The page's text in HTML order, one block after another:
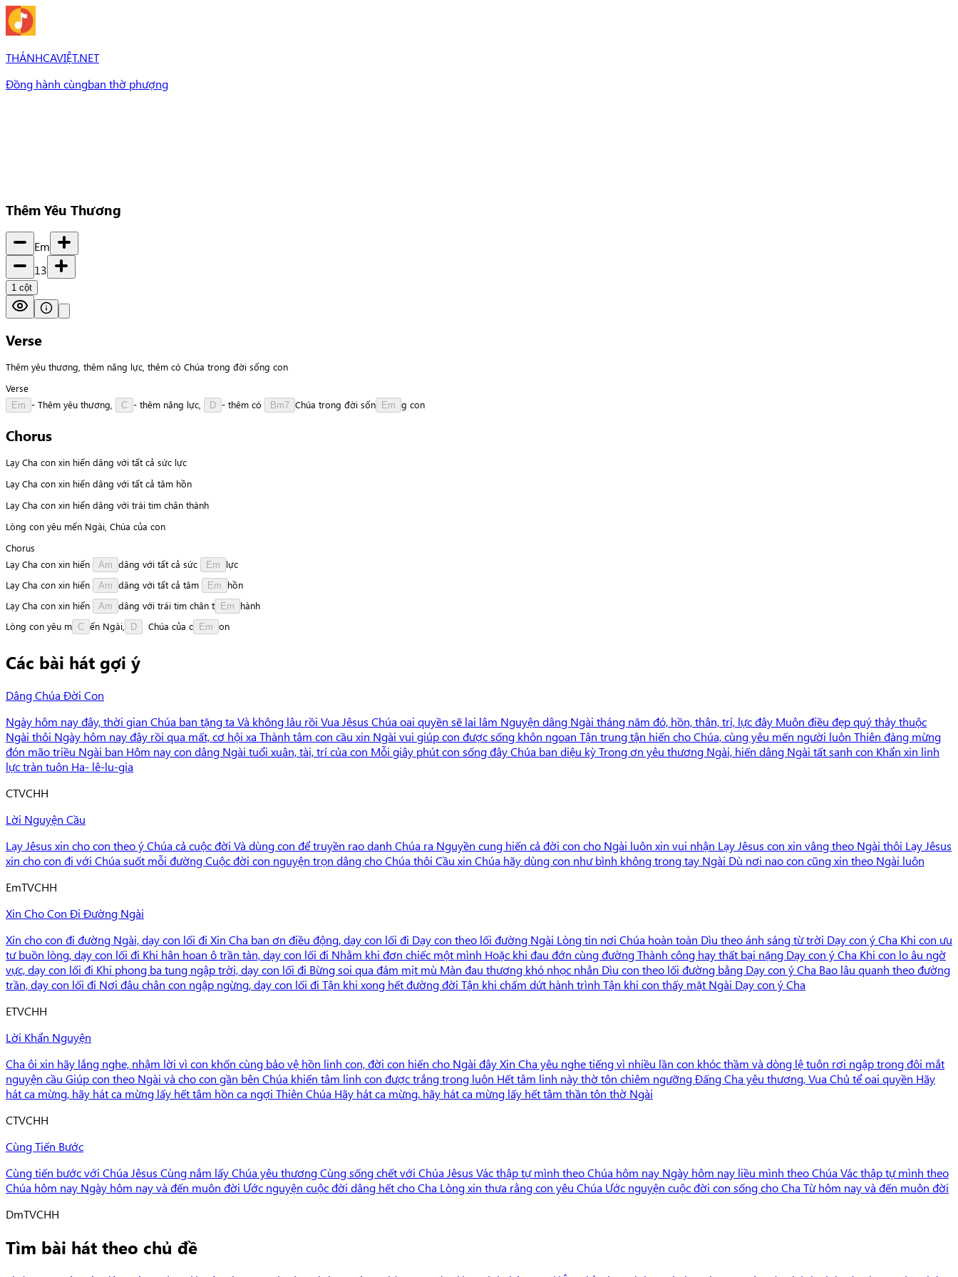
THÁNHCAVIỆT.NET
Đồng hành cùngban thờ phượng
Thêm Yêu Thương
Em
13
1 cột
Verse
Thêm yêu thương, thêm năng lực, thêm có Chúa trong đời sống con
Verse
Em - Thêm yêu thương, C - thêm năng lực, D - thêm có Bm7 Chúa trong đời sốn Em g con
Chorus
Lạy Cha con xin hiến dâng với tất cả sức lực
Lạy Cha con xin hiến dâng với tất cả tâm hồn
Lạy Cha con xin hiến dâng với trái tim chân thành
Lòng con yêu mến Ngài, Chúa của con
Chorus
Lạy Cha con xin hiến Am dâng với tất cả sức Em lực
Lạy Cha con xin hiến Am dâng với tất cả tâm Em hồn
Lạy Cha con xin hiến Am dâng với trái tim chân t Em hành
Lòng con yêu m C ến Ngài D Chúa của c Em on
Các bài hát gợi ý
Dâng Chúa Đời Con
Ngày hôm nay đây, thời gian Chúa ban tặng ta Và không lâu rồi Vua Jêsus Chúa oai quyền sẽ lai lâm Nguyện dâng Ngài tháng năm đó, hồn, thân, trí, lực đây Muôn điều đẹp quý thảy thuộc
Ngài thôi Ngày hôm nay đây rồi qua mất, cơ hội xa Thành tâm con cầu xin Ngài vui giúp con được sống khôn ngoan Tận trung tận hiến cho Chúa, cùng yêu mến người luôn Thiên đàng mừng
đón mão triều Ngài ban Hôm nay con dâng Ngài tuổi xuân, tài, trí của con Mỗi giây phút con sống đây Chúa ban diệu kỳ Trong ơn yêu thương Ngài, hiến dâng Ngài tất sanh con Khẩn xin linh
lực tràn tuôn Ha- lê-lu-gia
CTVCHH
Lời Nguyện Cầu
Lạy Jêsus xin cho con theo ý Chúa cả cuộc đời Và dùng con để truyền rao danh Chúa ra Nguyền cung hiến cả đời con cho Ngài luôn xin vui nhận Lạy Jêsus con xin vâng theo Ngài thôi Lạy Jêsus
xin cho con đi với Chúa suốt mỗi đường Cuộc đời con nguyện trọn dâng cho Chúa thôi Cầu xin Chúa hãy dùng con như bình không trong tay Ngài Dù nơi nao con cũng xin theo Ngài luôn
EmTVCHH
Xin Cho Con Đi Đường Ngài
Xin cho con đi đường Ngài, dạy con lối đi Xin Cha ban ơn điều động, dạy con lối đi Dạy con theo lối đường Ngài Lòng tin nơi Chúa hoàn toàn Dìu theo ánh sáng từ trời Dạy con ý Cha Khi con ưu
tư buồn lòng, dạy con lối đi Khi hân hoan ô trần tàn, dạy con lối đi Nhằm khi đơn chiếc một mình Hoặc khi đau đớn cùng đường Thành công hay thất bại nặng Dạy con ý Cha Khi con lo âu ngờ
vực, dạy con lối đi Khi phong ba tung ngập trời, dạy con lối đi Bừng soi qua đám mịt mù Màn đau thương khó nhọc nhằn Dìu con theo lối đường bằng Dạy con ý Cha Bao lâu quanh theo đường
trần, dạy con lối đi Nơi đâu chân con ngập ngừng, dạy con lối đi Tận khi xong hết đường đời Tận khi chấm dứt hành trình Tận khi con thấy mặt Ngài Dạy con ý Cha
ETVCHH
Lời Khẩn Nguyện
Cha ôi xin hãy lắng nghe, nhậm lời vì con khốn cùng bảo vệ hồn linh con, đời con hiến cho Ngài đây Xin Cha yêu nghe tiếng vì nhiều lần con khóc thầm và dòng lệ tuôn rơi ngập trong đôi mắt
nguyện cầu Giúp con theo Ngài và cho con gần bên Chúa khiến tâm linh con được trắng trong luôn Hết tâm linh này thờ tôn chiêm ngưỡng Đấng Cha yêu thương, Vua Chủ tể oai quyền Hãy
hát ca mừng, hãy hát ca mừng lấy hết tâm hồn ca ngợi Thiên Chúa Hãy hát ca mừng. hãy hát ca mừng lấy hết tâm thần tôn thờ Ngài
CTVCHH
Cùng Tiến Bước
Cùng tiến bước với Chúa Jêsus Cùng nắm lấy Chúa yêu thương Cùng sống chết với Chúa Jêsus Vác thập tự mình theo Chúa hôm nay Ngày hôm nay liều mình theo Chúa Vác thập tự mình theo
Chúa hôm nay Ngày hôm nay và đến muôn đời Ước nguyện cuộc đời dâng hết cho Cha Lòng xin thưa rằng con yêu Chúa Ước nguyện cuộc đời con sống cho Cha Từ hôm nay và đến muôn đời
DmTVCHH
Tìm bài hát theo chủ đề